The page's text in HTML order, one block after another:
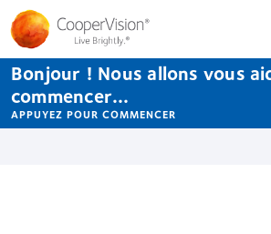
Aller
au
contenu
principal
Bonjour ! Nous allons vous
commencer...
APPUYEZ POUR COMMENCER